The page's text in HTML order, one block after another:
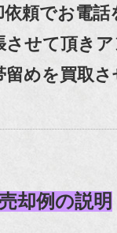
依頼でお電話
させて頂き
留めを買取さ
却例の説明